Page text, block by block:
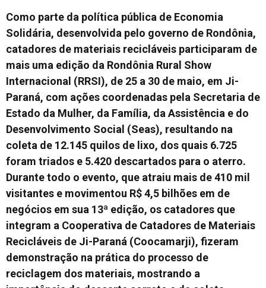
Como parte da política pública de Economia
Solidária, desenvolvida pelo governo de Rondônia,
catadores de materiais recicláveis participaram de
mais uma edição da Rondônia Rural Show
Internacional (RRSI), de 25 a 30 de maio, em Ji-
Paraná, com ações coordenadas pela Secretaria de
Estado da Mulher, da Família, da Assistência e do
Desenvolvimento Social (Seas), resultando na
coleta de 12.145 quilos de lixo, dos quais 6.725
foram triados e 5.420 descartados para o aterro.
Durante todo o evento, que atraiu mais de 410 mil
visitantes e movimentou R$ 4,5 bilhões em de
negócios em sua 13ª edição, os catadores que
integram a Cooperativa de Catadores de Materiais
Recicláveis de Ji-Paraná (Coocamarji), fizeram
demonstração na prática do processo de
reciclagem dos materiais, mostrando a